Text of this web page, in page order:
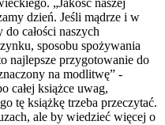
„Jakość naszej
dzień. Jeśli mądrze i w
całości naszych
sposobu spożywania
najlepsze przygotowanie do
na modlitwę” -
całej książce uwag,
tę książkę trzeba przeczytać.
ale by wiedzieć więcej o